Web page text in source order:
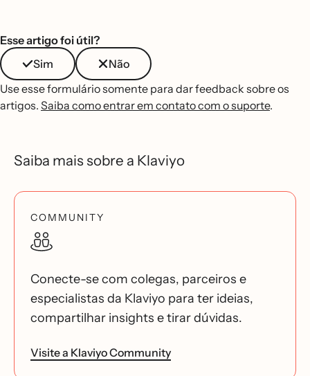
Esse artigo foi útil?
Sim
Não
Use esse formulário somente para dar feedback sobre os
artigos. Saiba como entrar em contato com o suporte.
Saiba mais sobre a Klaviyo
COMMUNITY
Conecte-se com colegas, parceiros e
especialistas da Klaviyo para ter ideias,
compartilhar insights e tirar dúvidas.
Visite a Klaviyo Community